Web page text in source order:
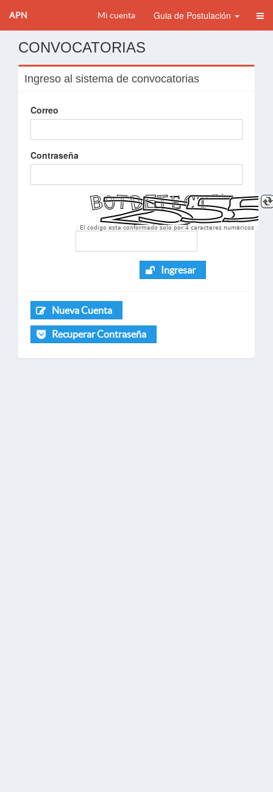
APN Mi cuenta Guia de Postulación
CONVOCATORIAS
Ingreso al sistema de convocatorias
Correo
Contraseña
El codigo esta conformado solo por 4 caracteres numèricos
Ingresar
Nueva Cuenta
Recuperar Contraseña